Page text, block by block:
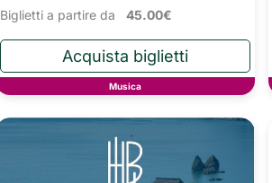
Biglietti a partire da 45.00€
Musica